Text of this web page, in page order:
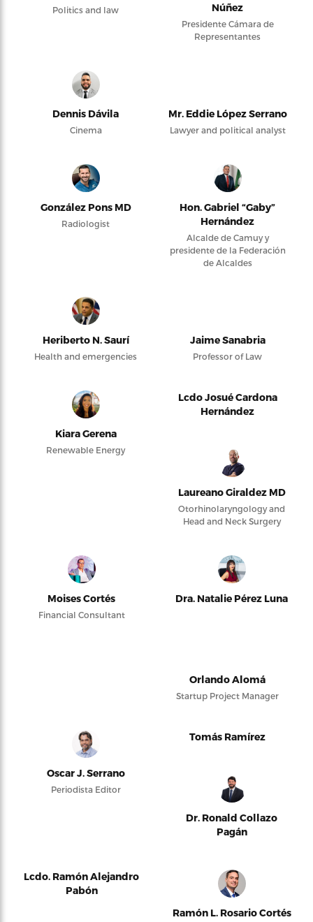
Politics and law
Núñez
Presidente Cámara de
Representantes
Dennis Dávila
Cinema
Mr. Eddie López Serrano
Lawyer and political analyst
González Pons MD
Radiologist
Hon. Gabriel “Gaby”
Hernández
Alcalde de Camuy y
presidente de la Federación
de Alcaldes
Heriberto N. Saurí
Health and emergencies
Jaime Sanabria
Professor of Law
Kiara Gerena
Renewable Energy
Lcdo Josué Cardona
Hernández
Laureano Giraldez MD
Otorhinolaryngology and
Head and Neck Surgery
Moises Cortés
Financial Consultant
Dra. Natalie Pérez Luna
Orlando Alomá
Startup Project Manager
Oscar J. Serrano
Periodista Editor
Tomás Ramírez
Dr. Ronald Collazo
Pagán
Lcdo. Ramón Alejandro
Pabón
Ramón L. Rosario Cortés